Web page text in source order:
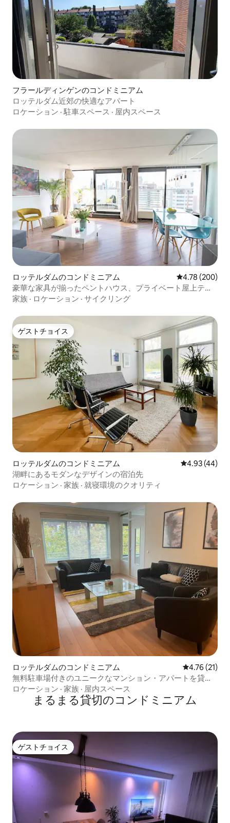
フラールディンゲンのコンドミニアム
ロッテルダム近郊の快適なアパート
ロケーション ·駐車スペース · 屋内スペース
ロッテルダムのコンドミニアム レビュー200
4.78 (200)
豪華な家具が揃ったペントハウス、プライベート屋上テラ
ス
家族 · ロケーション · サイクリング
ゲストチョイス
ゲストチョイス
ロッテルダムのコンドミニアム レビュー44
4.93 (44)
湖畔にあるモダンなデザインの宿泊先
ロケーション · 家族 · 就寝環境のクオリティ
ロッテルダムのコンドミニアム レビュー21
4.76 (21)
無料駐車場付きのユニークなマンション・アパートを貸し
出し中
ロケーション · 家族 · 屋内スペース
まるまる貸切のコンドミニアム
ゲストチョイス
ゲストチョイス